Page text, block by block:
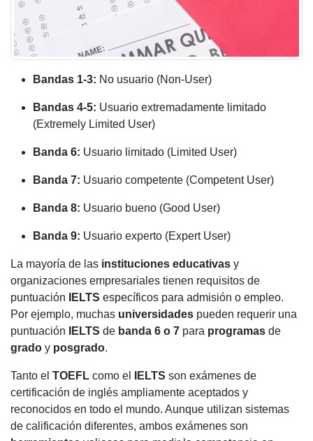
Bandas 1-3: No usuario (Non-User)
Bandas 4-5: Usuario extremadamente limitado
(Extremely Limited User)
Banda 6: Usuario limitado (Limited User)
Banda 7: Usuario competente (Competent User)
Banda 8: Usuario bueno (Good User)
Banda 9: Usuario experto (Expert User)
La mayoría de las instituciones educativas y
organizaciones empresariales tienen requisitos de
puntuación
IELTS específicos para admisión o empleo.
Por ejemplo, muchas universidades pueden requerir una
puntuación IELTS de banda 6 o 7 para programas de
grado y posgrado.
Tanto el TOEFL como el IELTS son exámenes de
certificación de inglés ampliamente aceptados y
reconocidos en todo el mundo. Aunque utilizan sistemas
de calificación diferentes, ambos exámenes son